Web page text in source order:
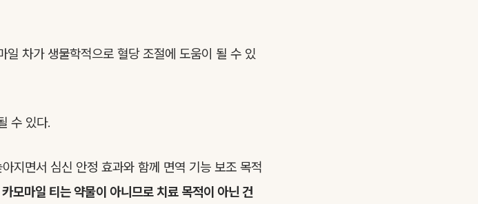
차가 생물학적으로 혈당 조절에 도움이 될 수 있
수 있다.
지면서 심신 안정 효과와 함께 면역 기능 보조 목적
모마일 티는 약물이 아니므로 치료 목적이 아닌 건